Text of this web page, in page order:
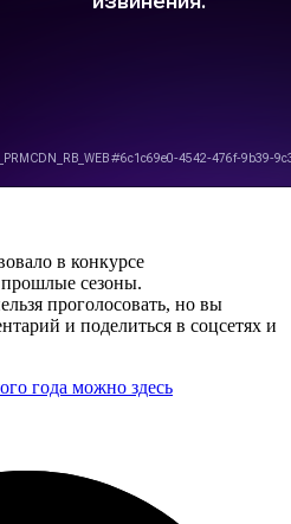
в конкурсе
сезоны.
проголосовать, но вы
и поделиться в соцсетях и
года можно здесь